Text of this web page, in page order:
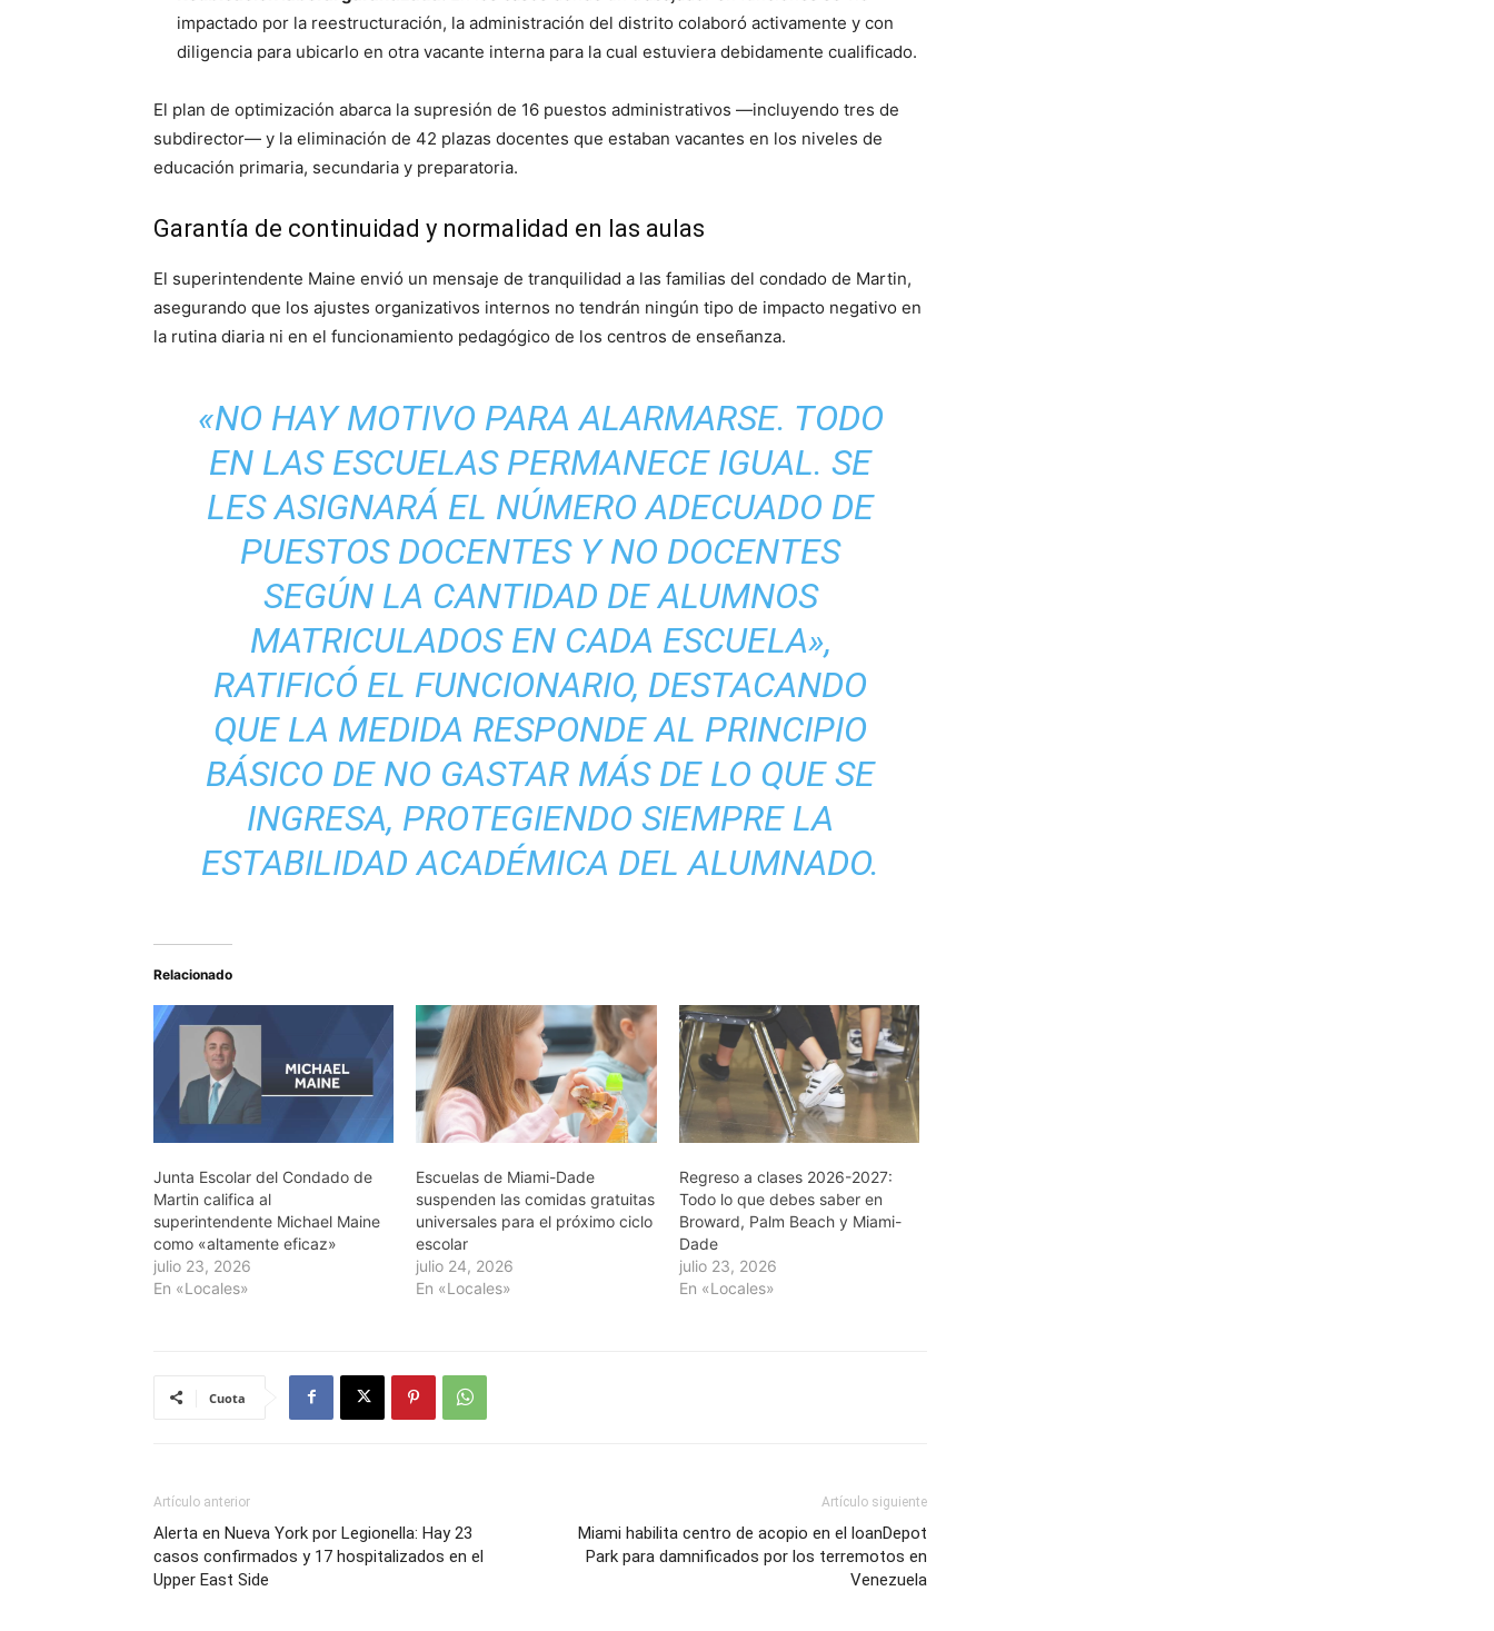
impactado por la reestructuración, la administración del distrito colaboró activamente y con
diligencia para ubicarlo en otra vacante interna para la cual estuviera debidamente cualificado.
El plan de optimización abarca la supresión de 16 puestos administrativos —incluyendo tres de
subdirector— y la eliminación de 42 plazas docentes que estaban vacantes en los niveles de
educación primaria, secundaria y preparatoria.
Garantía de continuidad y normalidad en las aulas
El superintendente Maine envió un mensaje de tranquilidad a las familias del condado de Martin,
asegurando que los ajustes organizativos internos no tendrán ningún tipo de impacto negativo en
la rutina diaria ni en el funcionamiento pedagógico de los centros de enseñanza.
«NO HAY MOTIVO PARA ALARMARSE. TODO
EN LAS ESCUELAS PERMANECE IGUAL. SE
LES ASIGNARÁ EL NÚMERO ADECUADO DE
PUESTOS DOCENTES Y NO DOCENTES
SEGÚN LA CANTIDAD DE ALUMNOS
MATRICULADOS EN CADA ESCUELA»,
RATIFICÓ EL FUNCIONARIO, DESTACANDO
QUE LA MEDIDA RESPONDE AL PRINCIPIO
BÁSICO DE NO GASTAR MÁS DE LO QUE SE
INGRESA, PROTEGIENDO SIEMPRE LA
ESTABILIDAD ACADÉMICA DEL ALUMNADO.
Relacionado
Junta Escolar del Condado de
Martin califica al
superintendente Michael Maine
como «altamente eficaz»
julio 23, 2026
En «Locales»
Escuelas de Miami-Dade
suspenden las comidas gratuitas
universales para el próximo ciclo
escolar
julio 24, 2026
En «Locales»
Regreso a clases 2026-2027:
Todo lo que debes saber en
Broward, Palm Beach y Miami-
Dade
julio 23, 2026
En «Locales»
Cuota
Artículo anterior
Alerta en Nueva York por Legionella: Hay 23
casos confirmados y 17 hospitalizados en el
Upper East Side
Artículo siguiente
Miami habilita centro de acopio en el loanDepot
Park para damnificados por los terremotos en
Venezuela